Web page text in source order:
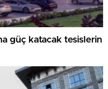
güç katacak tesislerin